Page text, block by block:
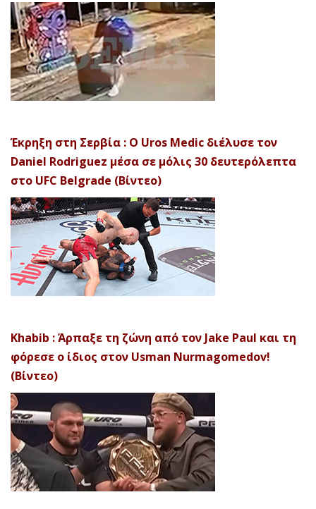
Έκρηξη στη Σερβία : Ο Uros Medic διέλυσε τον
Daniel Rodriguez μέσα σε μόλις 30 δευτερόλεπτα
στο UFC Belgrade (Βίντεο)
Khabib : Άρπαξε τη ζώνη από τον Jake Paul και τη
φόρεσε ο ίδιος στον Usman Nurmagomedov!
(Βίντεο)